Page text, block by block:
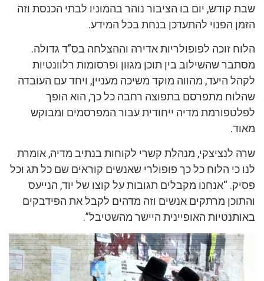
שבת קודש, יום בו הציבור נוהר בהמוניו לבתי הכנסת וזה
הזמן הפנוי להתעדכן בנחת בכל המידע.
הלוח זוכה לפופולריות אדירה וההצלחה בס”ד גדולה.
מסתבר שהשילוב בין תוכן מגוון ופרסומות רלוונטיות
לקהל היעד, מהווה מוקד משיכה מעניין, ויחד עם העובדה
שהלוח מתפרסם בתפוצה רחבה כל כך, הוא הופך
לפלטפורמת מדיה ייחודית עבור המפרסמים ומבוקש
מאוד.
שרה לנציצקי, מנהלת קשרי לקוחות בנתיב מדיה, אומרת
לנו כי הלוח כל כך פופולרי שאנשים קוראים שם כל תג וכל
פסיק. “אנחנו מקבלים תגובות על קוצו של יוד, הנייעס
והתוכן מרתקים אנשים וזה מדהים לקבל את הפידבקים
באותנטיות האופיינית היישר מהשטיבל”.